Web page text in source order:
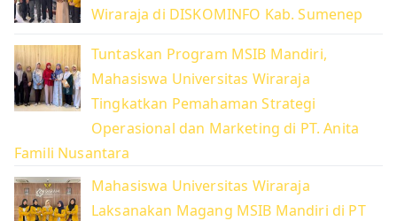
Wiraraja di DISKOMINFO Kab. Sumenep
Tuntaskan Program MSIB Mandiri,
Mahasiswa Universitas Wiraraja
Tingkatkan Pemahaman Strategi
Operasional dan Marketing di PT. Anita
Famili Nusantara
Mahasiswa Universitas Wiraraja
Laksanakan Magang MSIB Mandiri di PT